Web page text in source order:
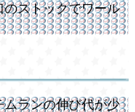
のストックでワール
ムランの伸び代が少